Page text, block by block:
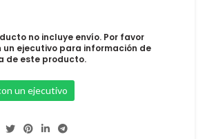
no incluye envío. Por favor
ejecutivo para información de
de este producto.
un ejecutivo